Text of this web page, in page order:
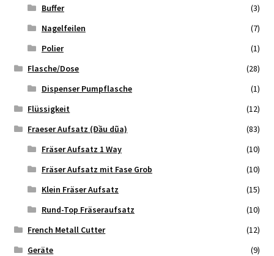
Buffer
(3)
Nagelfeilen
(7)
Polier
(1)
Flasche/Dose
(28)
Dispenser Pumpflasche
(1)
Flüssigkeit
(12)
Fraeser Aufsatz (Đầu dũa)
(83)
Fräser Aufsatz 1 Way
(10)
Fräser Aufsatz mit Fase Grob
(10)
Klein Fräser Aufsatz
(15)
Rund-Top Fräseraufsatz
(10)
French Metall Cutter
(12)
Geräte
(9)